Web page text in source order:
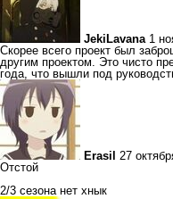
JekiLavana 1
Скорее всего проект был
другим проектом. Это чисто
года, что вышли под
Erasil 27
Отстой
2/3 сезона нет хнык